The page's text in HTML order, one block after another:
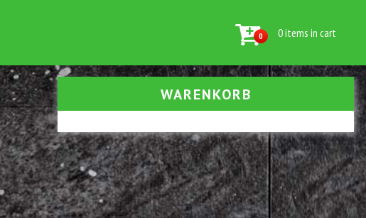
0 0 items in cart
WARENKORB